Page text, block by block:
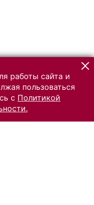
работы сайта и
пользоваться
с Политикой